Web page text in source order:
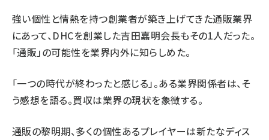
強い個性と情熱を持つ創業者が築き上げてきた通販業界
にあって、DHCを創業した吉田嘉明会長もその1人だった。
「通販」の可能性を業界内外に知らしめた。
「一つの時代が終わったと感じる」。ある業界関係者は、そ
う感想を語る。買収は業界の現状を象徴する。
通販の黎明期、多くの個性あるプレイヤーは新たなディス